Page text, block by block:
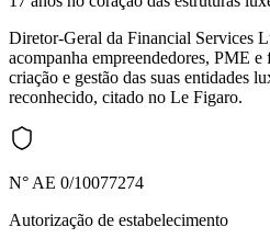
Diretor-Geral da Financial Services
acompanha empreendedores, PME
criação e gestão das suas entidades
reconhecido, citado no Le Figaro.
N° AE 0/10077274
Autorização de estabelecimento